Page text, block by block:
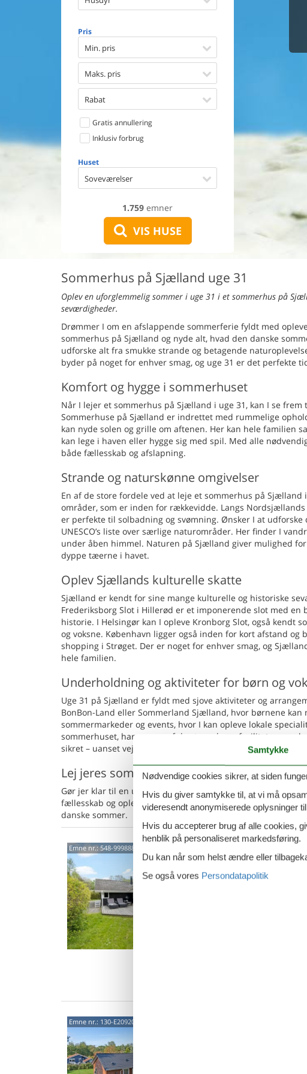
Pris
Min. pris
Maks. pris
Rabat
Gratis annullering
Inklusiv forbrug
Huset
Soveværelser
1.759 emner
VIS HUSE
Energivenligt
Sommerhus på Sjælland uge 31
Oplev en uforglemmelig sommer i uge 31 i et sommerhus på
seværdigheder.
Drømmer I om en afslappende sommerferie fyldt med
sommerhus på Sjælland og nyde alt, hvad den danske
udforske alt fra smukke strande og betagende
byder på noget for enhver smag, og uge 31 er det perfekte
Komfort og hygge i sommerhuset
Når I lejer et sommerhus på Sjælland i uge 31, kan I se
Sommerhuse på Sjælland er indrettet med rummelige
kan nyde solen og grille om aftenen. Her kan hele familien
kan lege i haven eller hygge sig med spil. Med alle
både fællesskab og afslapning.
Strande og naturskønne omgivelser
En af de store fordele ved at leje et sommerhus på
områder, som er inden for rækkevidde. Langs
er perfekte til solbadning og svømning. Ønsker I at udforske
UNESCO’s liste over særlige naturområder. Her finder I
under åben himmel. Naturen på Sjælland giver mulighed
dyppe tæerne i havet.
Oplev Sjællands kulturelle skatte
Sjælland er kendt for sine mange kulturelle og historiske
Frederiksborg Slot i Hillerød er et imponerende slot med
historie. I Helsingør kan I opleve Kronborg Slot, også kendt
og voksne. København ligger også inden for kort afstand
shopping i Strøget. Der er noget for enhver smag, og
hele familien.
Underholdning og aktiviteter for børn og
Uge 31 på Sjælland er fyldt med sjove aktiviteter og
BonBon-Land eller Sommerland Sjælland, hvor børnene
sommermarkeder og events, hvor I kan opleve lokale
sommerhuset, har mange af de større huse faciliteter som
sikret – uanset vejret.
Lej jeres sommerhus på Sjælland i uge 31 nu
Gør jer klar til en uforglemmelig sommerferie på Sjælland.
fællesskab og oplevelser i naturskønne omgivelser. Find
danske sommer.
Emne nr.:548-99988898
Hyggeligt
og natur
Mølledalen -
Emne nr.: 130-E20920
Samtykke
Nødvendige cookies sikrer, at siden
Hvis du giver samtykke til, at vi må
videresendt anonymiserede oplysninger
Hvis du accepterer brug af alle cookies,
henblik på personaliseret markedsføring.
Du kan når som helst ændre eller
Se også vores Persondatapolitik